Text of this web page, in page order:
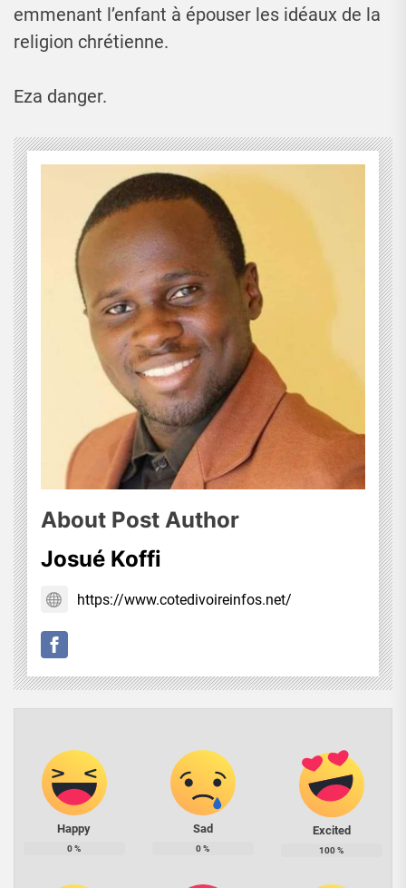
emmenant l’enfant à épouser les idéaux de la
religion chrétienne.
Eza danger.
About Post Author
Josué Koffi
https://www.cotedivoireinfos.net/
Happy
0%
Sad
0%
Excited
100%